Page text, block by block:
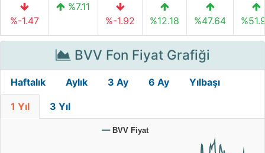
%-1.47
%7.11
%-1.92
%12.18 %47.64
BVV Fon Fiyat Grafiği
Haftalık Aylık 3 Ay 6 Ay Yılbaşı
1 Yıl 3 Yıl